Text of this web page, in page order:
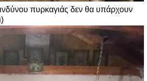
πυρκαγιάς δεν θα υπάρχουν